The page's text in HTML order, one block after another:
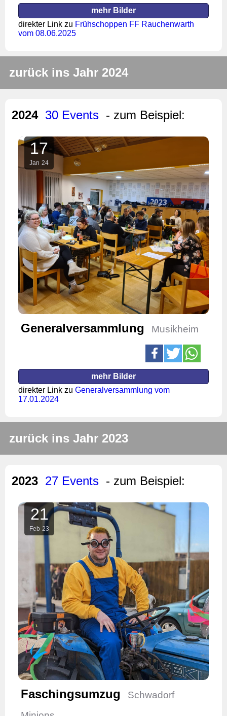
mehr Bilder
direkter Link zu Frühschoppen FF Rauchenwarth
vom 08.06.2025
zurück ins Jahr 2024
2024 30 Events - zum Beispiel:
17
Jan 24
Generalversammlung Musikheim
mehr Bilder
direkter Link zu Generalversammlung vom
17.01.2024
zurück ins Jahr 2023
2023 27 Events - zum Beispiel:
21
Feb 23
Faschingsumzug
Schwadorf